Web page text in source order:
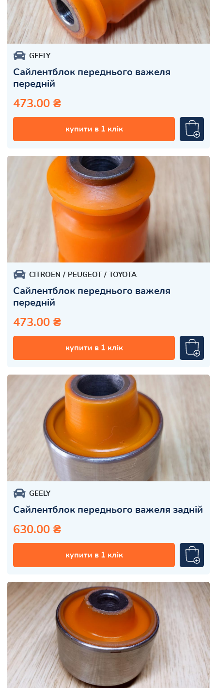
GEELY
Сайлентблок переднього важеля
передній
473.00 ₴
купити в 1 клік
CITROEN PEUGEOT TOYOTA
Сайлентблок переднього важеля
передній
473.00 ₴
купити в 1 клік
GEELY
Сайлентблок переднього важеля задній
630.00 ₴
купити в 1 клік